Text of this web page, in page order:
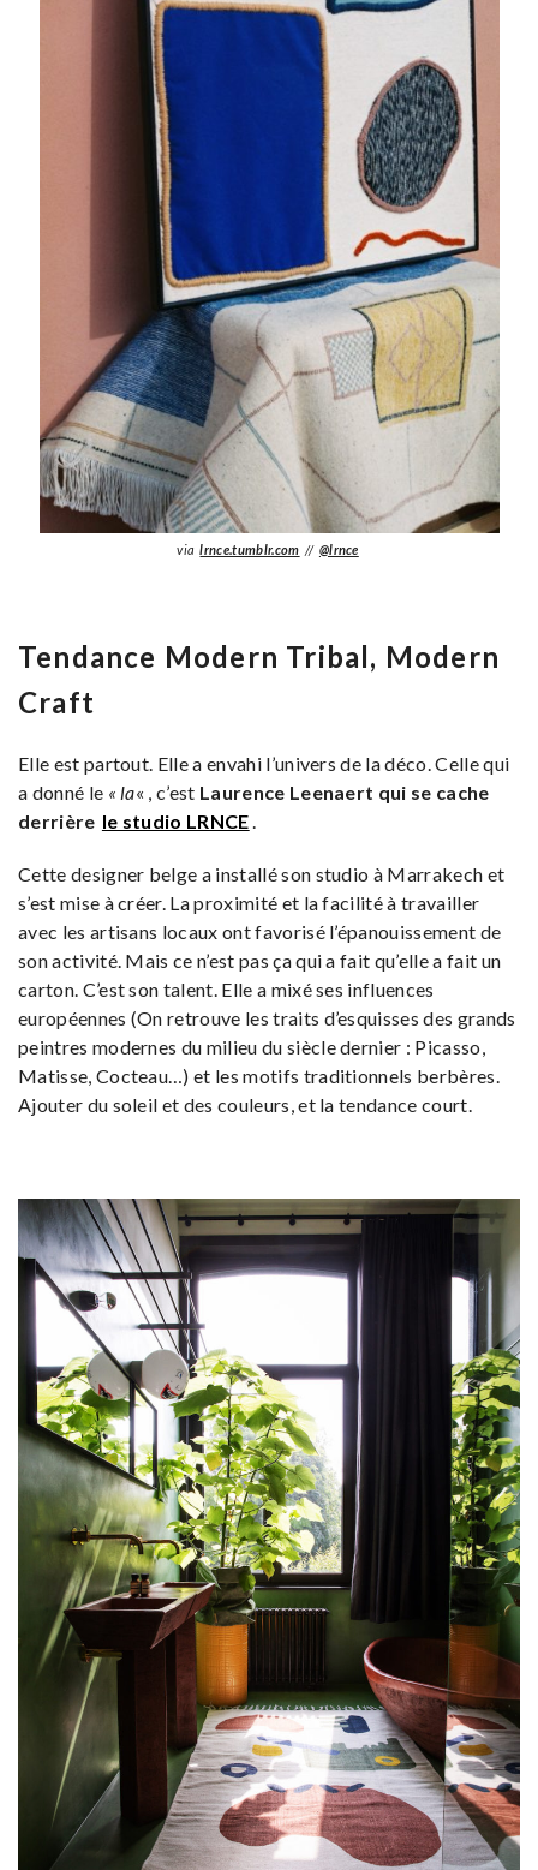
via lrnce.tumblr.com // @lrnce
Tendance Modern Tribal, Modern
Craft
Elle est partout. Elle a envahi l’univers de la déco. Celle qui
a donné le « la« , c’est Laurence Leenaert qui se cache
derrière le studio LRNCE
Cette designer belge a installé son studio à Marrakech et
s’est mise à créer. La proximité et la facilité à travailler
avec les artisans locaux ont favorisé l’épanouissement de
son activité. Mais ce n’est pas ça qui a fait qu’elle a fait un
carton. C’est son talent. Elle a mixé ses influences
européennes (On retrouve les traits d’esquisses des grands
peintres modernes du milieu du siècle dernier : Picasso,
Matisse, Cocteau…) et les motifs traditionnels berbères.
Ajouter du soleil et des couleurs, et la tendance court.